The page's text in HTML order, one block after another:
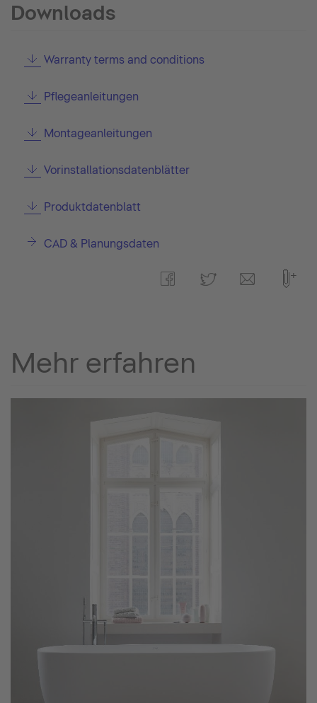
Downloads
Warranty terms and conditions
Pflegeanleitungen
Montageanleitungen
Vorinstallationsdatenblätter
Produktdatenblatt
CAD & Planungsdaten
Mehr erfahren